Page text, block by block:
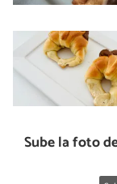
Sube la foto